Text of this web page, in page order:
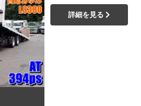
詳細を見る